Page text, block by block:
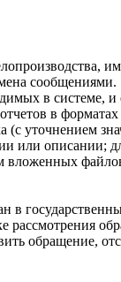
сообщениями.
в системе,
в
(с уточнением
или
вложенных
в
рассмотрения
обращение,